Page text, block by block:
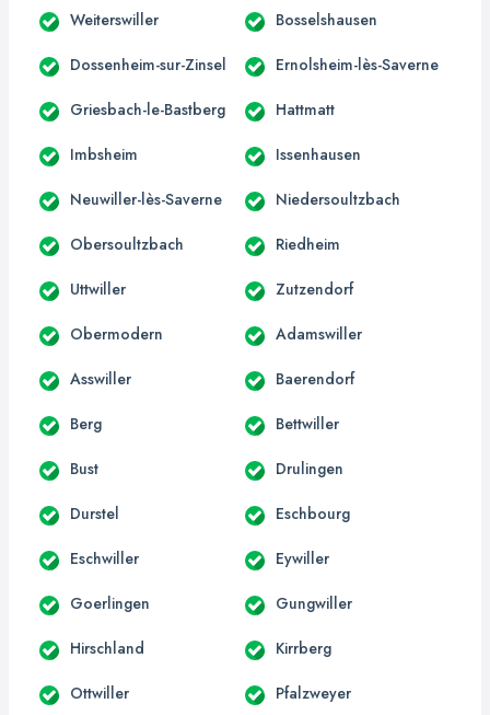
Weiterswiller Bosselshausen
Dossenheim-sur-Zinsel Ernolsheim-lès-Saverne
Griesbach-le-Bastberg Hattmatt
Imbsheim Issenhausen
Neuwiller-lès-Saverne Niedersoultzbach
Obersoultzbach Riedheim
Uttwiller Zutzendorf
Obermodern Adamswiller
Asswiller Baerendorf
Berg Bettwiller
Bust Drulingen
Durstel Eschbourg
Eschwiller Eywiller
Goerlingen Gungwiller
Hirschland Kirrberg
Ottwiller Pfalzweyer